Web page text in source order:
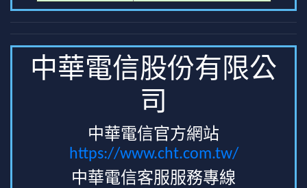
中華電信股份有限公
司
中華電信官方網站
https://www.cht.com.tw/
中華電信客服服務專線